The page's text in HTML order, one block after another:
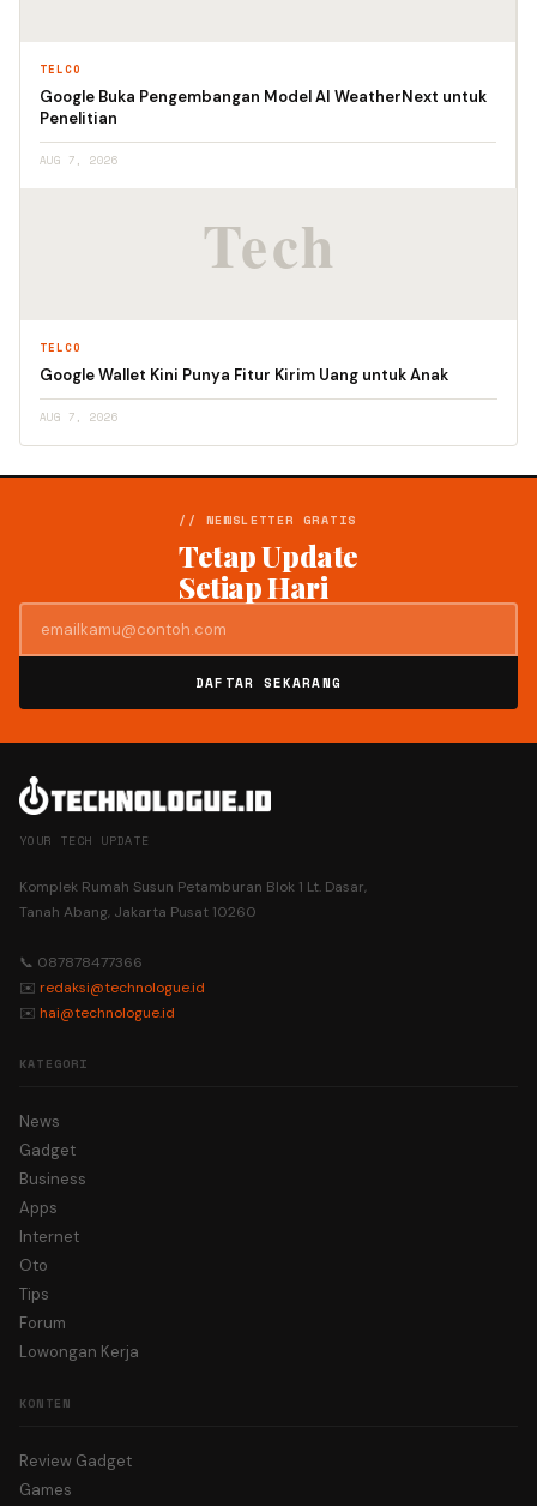
TELCO
Google Buka Pengembangan Model AI WeatherNext untuk
Penelitian
AUG 7, 2026
TELCO
Google Wallet Kini Punya Fitur Kirim Uang untuk Anak
AUG 7, 2026
// NEWSLETTER GRATIS
Tetap Update
Setiap Hari
DAFTAR SEKARANG
YOUR TECH UPDATE
Komplek Rumah Susun Petamburan Blok 1 Lt. Dasar,
Tanah Abang, Jakarta Pusat 10260
📞 087878477366
✉️ redaksi@technologue.id
✉️ hai@technologue.id
KATEGORI
News
Gadget
Business
Apps
Internet
Oto
Tips
Forum
Lowongan Kerja
KONTEN
Review Gadget
Games